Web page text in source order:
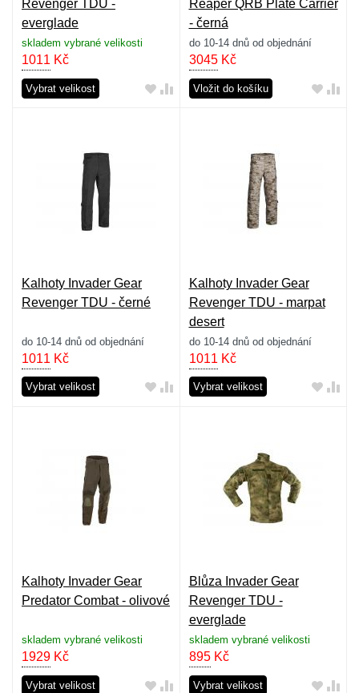
Revenger TDU -
everglade
skladem vybrané velikosti
1011 Kč
Vybrat velikost
Reaper QRB Plate Carrier
- černá
do 10-14 dnů od objednání
3045Kč
Vložit do košíku
Kalhoty Invader Gear
Revenger TDU - černé
do 10-14 dnů od objednání
1011 Kč
Vybrat velikost
Kalhoty Invader Gear
Revenger TDU - marpat
desert
do 10-14 dnů od objednání
1011 Kč
Vybrat velikost
Kalhoty Invader Gear
Predator Combat - olivové
skladem vybrané velikosti
1929 Kč
Vybrat velikost
Blůza Invader Gear
Revenger TDU -
everglade
skladem vybrané velikosti
895Kč
Vybrat velikost